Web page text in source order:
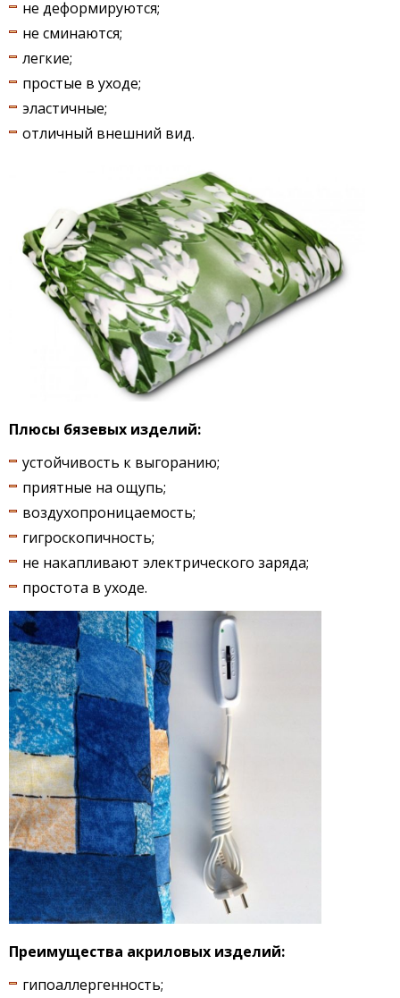
не деформируются;
не сминаются;
легкие;
простые в уходе;
эластичные;
отличный внешний вид.
Плюсы бязевых изделий:
устойчивость к выгоранию;
приятные на ощупь;
воздухопроницаемость;
гигроскопичность;
не накапливают электрического заряда;
простота в уходе.
Преимущества акриловых изделий:
гипоаллергенность;